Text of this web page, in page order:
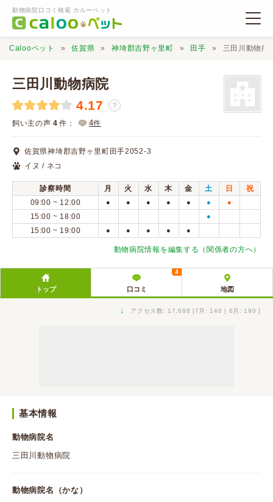
動物病院口コミ検索 カルーペット
動物病院検索
口コミ検索
Calooペットとは？
口コミ投稿
Calooペット 佐賀県 神埼郡吉野ヶ里町 田手 三田川動物病
三田川動物病院
4.17 ？
飼い主の声 4 件： 4件
佐賀県神埼郡吉野ヶ里町田手2052-3
イヌ / ネコ
診察時間 月 火 水 木 金 土 日
祝
09:00 ~ 12:00
● ● ● ● ● ● ●
15:00 ~ 18:00 ●
15:00 ~ 19:00 ● ● ● ● ●
動物病院情報を編集する（関係者の方へ）
トップ 口コミ
4
地図
↓ アクセス数: 17,688 [7月: 146 | 6月: 190 ]
基本情報
動物病院名
三田川動物病院
動物病院名（かな）